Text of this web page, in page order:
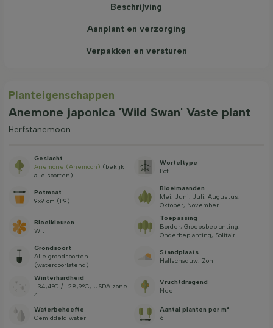
Beschrijving
Aanplant en verzorging
Verpakken en versturen
Planteigenschappen
Anemone japonica 'Wild Swan' Vaste plant
Herfstanemoon
Geslacht
Anemone (Anemoon) (bekijk
alle soorten)
Worteltype
Pot
Potmaat
9x9 cm (P9)
Bloeimaanden
Mei, Juni, Juli, Augustus,
Oktober, November
Bloeikleuren
Wit
Toepassing
Border, Groepsbeplanting,
Onderbeplanting, Solitair
Grondsoort
Alle grondsoorten
(waterdoorlatend)
Standplaats
Halfschaduw, Zon
Winterhardheid
-34,4°C / -28,9°C, USDA zone
4
Vruchtdragend
Nee
Waterbehoefte
Gemiddeld water
Aantal planten per m²
6